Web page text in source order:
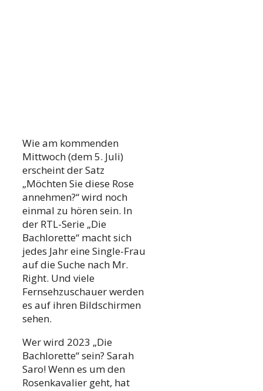
Wie am kommenden
Mittwoch (dem 5. Juli)
erscheint der Satz
„Möchten Sie diese Rose
annehmen?“ wird noch
einmal zu hören sein. In
der RTL-Serie „Die
Bachlorette“ macht sich
jedes Jahr eine Single-Frau
auf die Suche nach Mr.
Right. Und viele
Fernsehzuschauer werden
es auf ihren Bildschirmen
sehen.
Wer wird 2023 „Die
Bachlorette“ sein? Sarah
Saro! Wenn es um den
Rosenkavalier geht, hat